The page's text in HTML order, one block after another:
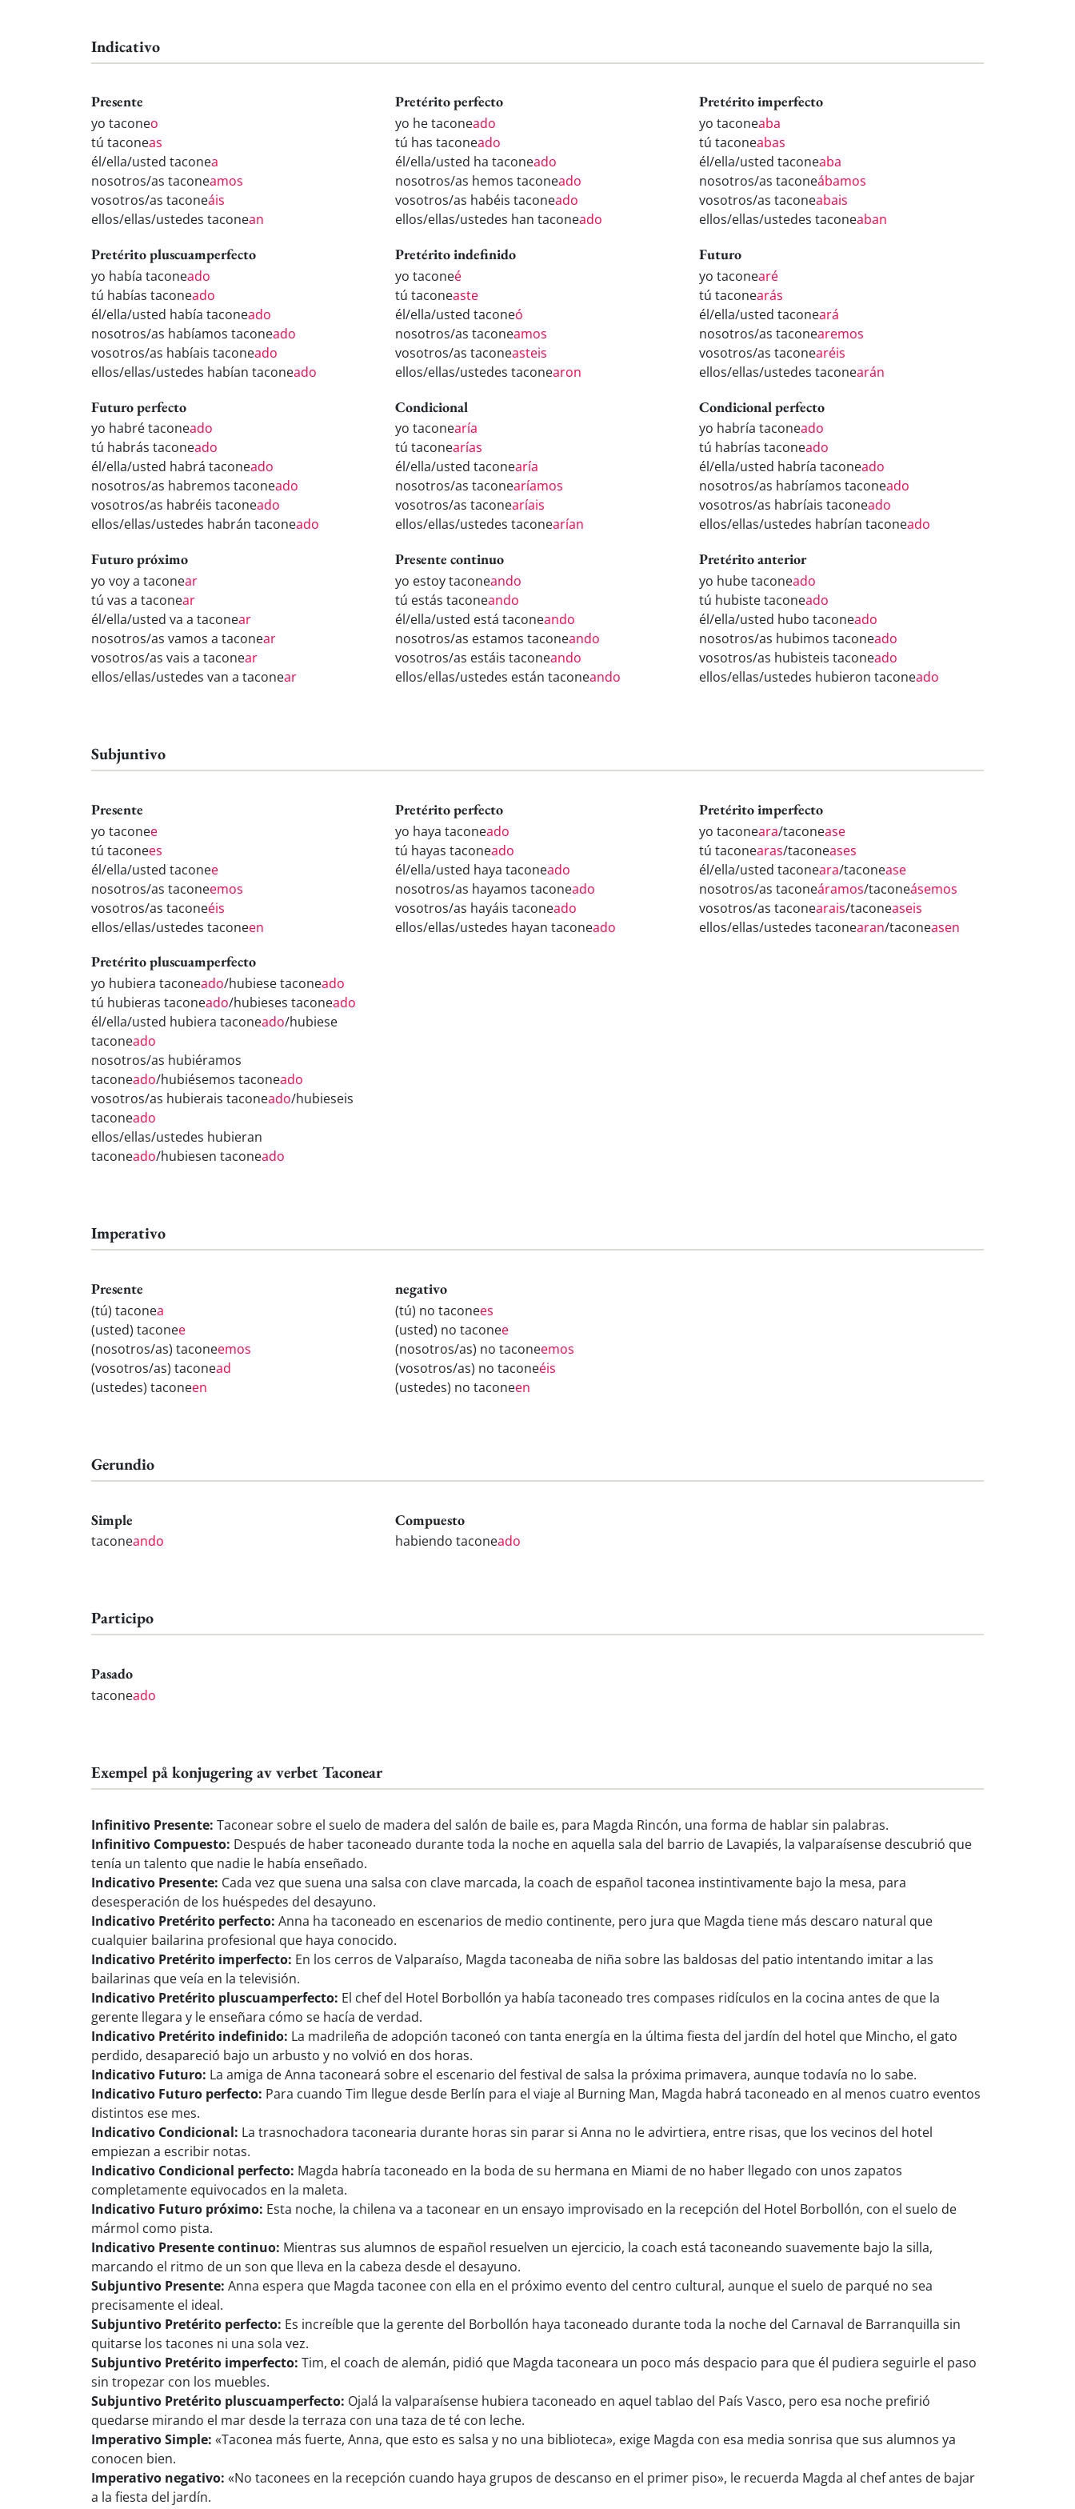
Indicativo
Presente
yo taconeo
tú taconeas
él/ella/usted taconea
nosotros/as taconeamos
vosotros/as taconeáis
ellos/ellas/ustedes taconean
Pretérito perfecto
yo he taconeado
tú has taconeado
él/ella/usted ha taconeado
nosotros/as hemos taconeado
vosotros/as habéis taconeado
ellos/ellas/ustedes han taconeado
Pretérito imperfecto
yo taconeaba
tú taconeabas
él/ella/usted taconeaba
nosotros/as taconeábamos
vosotros/as taconeabais
ellos/ellas/ustedes taconeaban
Pretérito pluscuamperfecto
yo había taconeado
tú habías taconeado
él/ella/usted había taconeado
nosotros/as habíamos taconeado
vosotros/as habíais taconeado
ellos/ellas/ustedes habían taconeado
Pretérito indefinido
yo taconeé
tú taconeaste
él/ella/usted taconeó
nosotros/as taconeamos
vosotros/as taconeasteis
ellos/ellas/ustedes taconearon
Futuro
yo taconearé
tú taconearás
él/ella/usted taconeará
nosotros/as taconearemos
vosotros/as taconearéis
ellos/ellas/ustedes taconearán
Futuro perfecto
yo habré taconeado
tú habrás taconeado
él/ella/usted habrá taconeado
nosotros/as habremos taconeado
vosotros/as habréis taconeado
ellos/ellas/ustedes habrán taconeado
Condicional
yo taconearía
tú taconearías
él/ella/usted taconearía
nosotros/as taconearíamos
vosotros/as taconearíais
ellos/ellas/ustedes taconearían
Condicional perfecto
yo habría taconeado
tú habrías taconeado
él/ella/usted habría taconeado
nosotros/as habríamos taconeado
vosotros/as habríais taconeado
ellos/ellas/ustedes habrían taconeado
Futuro próximo
yo voy a taconear
tú vas a taconear
él/ella/usted va a taconear
nosotros/as vamos a taconear
vosotros/as vais a taconear
ellos/ellas/ustedes van a taconear
Presente continuo
yo estoy taconeando
tú estás taconeando
él/ella/usted está taconeando
nosotros/as estamos taconeando
vosotros/as estáis taconeando
ellos/ellas/ustedes están taconeando
Pretérito anterior
yo hube taconeado
tú hubiste taconeado
él/ella/usted hubo taconeado
nosotros/as hubimos taconeado
vosotros/as hubisteis taconeado
ellos/ellas/ustedes hubieron taconeado
Subjuntivo
Presente
yo taconee
tú taconees
él/ella/usted taconee
nosotros/as taconeemos
vosotros/as taconeéis
ellos/ellas/ustedes taconeen
Pretérito perfecto
yo haya taconeado
tú hayas taconeado
él/ella/usted haya taconeado
nosotros/as hayamos taconeado
vosotros/as hayáis taconeado
ellos/ellas/ustedes hayan taconeado
Pretérito imperfecto
yo taconeara/taconease
tú taconearas/taconeases
él/ella/usted taconeara/taconease
nosotros/as taconeáramos/taconeásemos
vosotros/as taconearais/taconeaseis
ellos/ellas/ustedes taconearan/taconeasen
Pretérito pluscuamperfecto
yo hubiera taconeado/hubiese taconeado
tú hubieras taconeado/hubieses taconeado
él/ella/usted hubiera taconeado/hubiese
taconeado
nosotros/as hubiéramos
taconeado/hubiésemos taconeado
vosotros/as hubierais taconeado/hubieseis
taconeado
ellos/ellas/ustedes hubieran
taconeado/hubiesen taconeado
Imperativo
Presente
(tú) taconea
(usted) taconee
(nosotros/as) taconeemos
(vosotros/as) taconead
(ustedes) taconeen
negativo
(tú) no taconees
(usted) no taconee
(nosotros/as) no taconeemos
(vosotros/as) no taconeéis
(ustedes) no taconeen
Gerundio
Simple
taconeando
Compuesto
habiendo taconeado
Participo
Pasado
taconeado
Exempel på konjugering av verbet Taconear
Infinitivo Presente: Taconear sobre el suelo de madera del salón de baile es, para Magda Rincón, una forma de hablar sin palabras.
Infinitivo Compuesto: Después de haber taconeado durante toda la noche en aquella sala del barrio de Lavapiés, la valparaísense descubrió que
tenía un talento que nadie le había enseñado.
Indicativo Presente: Cada vez que suena una salsa con clave marcada, la coach de español taconea instintivamente bajo la mesa, para
desesperación de los huéspedes del desayuno.
Indicativo Pretérito perfecto: Anna ha taconeado en escenarios de medio continente, pero jura que Magda tiene más descaro natural que
cualquier bailarina profesional que haya conocido.
Indicativo Pretérito imperfecto: En los cerros de Valparaíso, Magda taconeaba de niña sobre las baldosas del patio intentando imitar a las
bailarinas que veía en la televisión.
Indicativo Pretérito pluscuamperfecto: El chef del Hotel Borbollón ya había taconeado tres compases ridículos en la cocina antes de que la
gerente llegara y le enseñara cómo se hacía de verdad.
Indicativo Pretérito indefinido: La madrileña de adopción taconeó con tanta energía en la última fiesta del jardín del hotel que Mincho, el gato
perdido, desapareció bajo un arbusto y no volvió en dos horas.
Indicativo Futuro: La amiga de Anna taconeará sobre el escenario del festival de salsa la próxima primavera, aunque todavía no lo sabe.
Indicativo Futuro perfecto: Para cuando Tim llegue desde Berlín para el viaje al Burning Man, Magda habrá taconeado en al menos cuatro eventos
distintos ese mes.
Indicativo Condicional: La trasnochadora taconearia durante horas sin parar si Anna no le advirtiera, entre risas, que los vecinos del hotel
empiezan a escribir notas.
Indicativo Condicional perfecto: Magda habría taconeado en la boda de su hermana en Miami de no haber llegado con unos zapatos
completamente equivocados en la maleta.
Indicativo Futuro próximo: Esta noche, la chilena va a taconear en un ensayo improvisado en la recepción del Hotel Borbollón, con el suelo de
mármol como pista.
Indicativo Presente continuo: Mientras sus alumnos de español resuelven un ejercicio, la coach está taconeando suavemente bajo la silla,
marcando el ritmo de un son que lleva en la cabeza desde el desayuno.
Subjuntivo Presente: Anna espera que Magda taconee con ella en el próximo evento del centro cultural, aunque el suelo de parqué no sea
precisamente el ideal.
Subjuntivo Pretérito perfecto: Es increíble que la gerente del Borbollón haya taconeado durante toda la noche del Carnaval de Barranquilla sin
quitarse los tacones ni una sola vez.
Subjuntivo Pretérito imperfecto: Tim, el coach de alemán, pidió que Magda taconeara un poco más despacio para que él pudiera seguirle el paso
sin tropezar con los muebles.
Subjuntivo Pretérito pluscuamperfecto: Ojalá la valparaísense hubiera taconeado en aquel tablao del País Vasco, pero esa noche prefirió
quedarse mirando el mar desde la terraza con una taza de té con leche.
Imperativo Simple: «Taconea más fuerte, Anna, que esto es salsa y no una biblioteca», exige Magda con esa media sonrisa que sus alumnos ya
conocen bien.
Imperativo negativo: «No taconees en la recepción cuando haya grupos de descanso en el primer piso», le recuerda Magda al chef antes de bajar
a la fiesta del jardín.